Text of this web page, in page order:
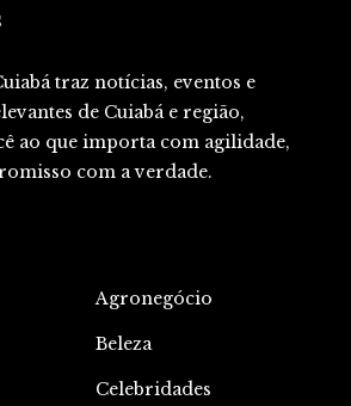
traz notícias, eventos e
de Cuiabá e região,
ao que importa com agilidade,
com a verdade.
Agronegócio
Beleza
Celebridades